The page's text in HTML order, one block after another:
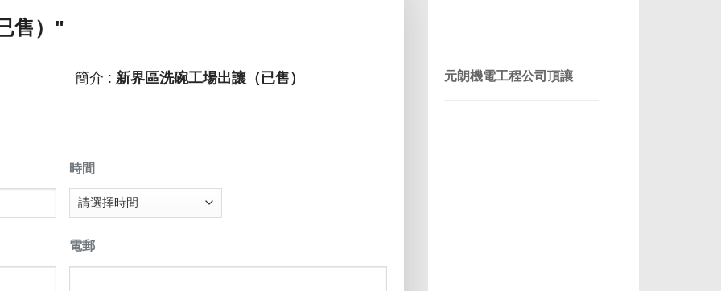
售）"
簡介 : 新界區洗碗工場出讓（已售）
時間
電郵
元朗機電工程公司頂讓